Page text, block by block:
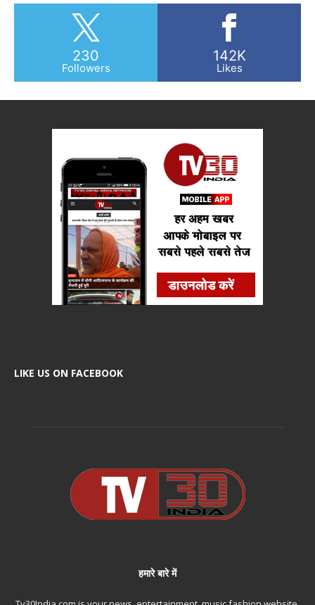
230
Followers
142K
Likes
LIKE US ON FACEBOOK
हमारे बारे में